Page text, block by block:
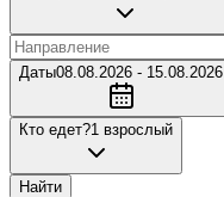
Даты08.08.2026 - 15.08.2026
Кто едет?1 взрослый
Найти